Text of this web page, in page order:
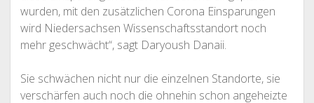
wurden, mit den zusätzlichen Corona Einsparungen
wird Niedersachsen Wissenschaftsstandort noch
mehr geschwächt“, sagt Daryoush Danaii.
Sie schwächen nicht nur die einzelnen Standorte, sie
verschärfen auch noch die ohnehin schon angeheizte